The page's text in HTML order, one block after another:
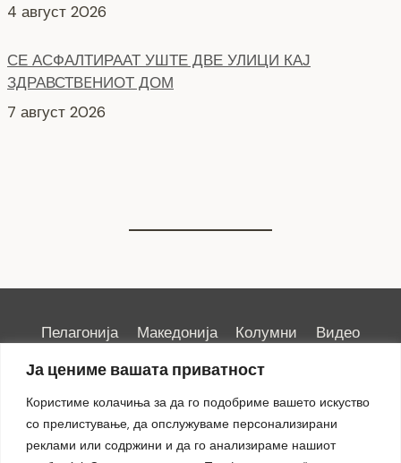
Ја цениме вашата приватност
Користиме колачиња за да го подобриме вашето искуство
со прелистување, да опслужуваме персонализирани
реклами или содржини и да го анализираме нашиот
ЗДРАВСТВEНИОТ ДОМ
7 август 2026
Пелагонија Македонија Колумни
Видео
Емисии
Култура Здравје
Занимливости
Спорт
ИРИС